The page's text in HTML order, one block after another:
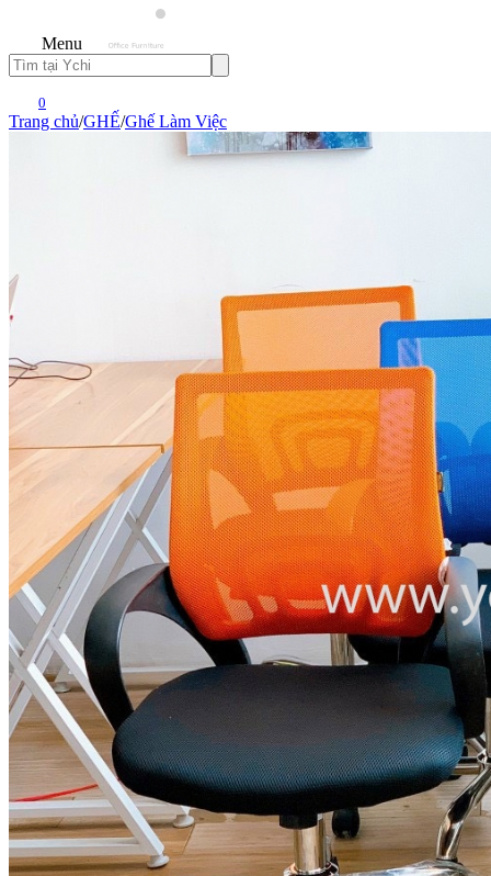
Menu
0
Trang chủ/GHẾ/Ghế Làm Việc